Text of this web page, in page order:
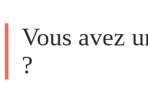
Vous avez
?